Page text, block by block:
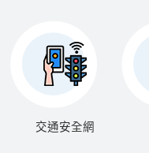
交通安全網